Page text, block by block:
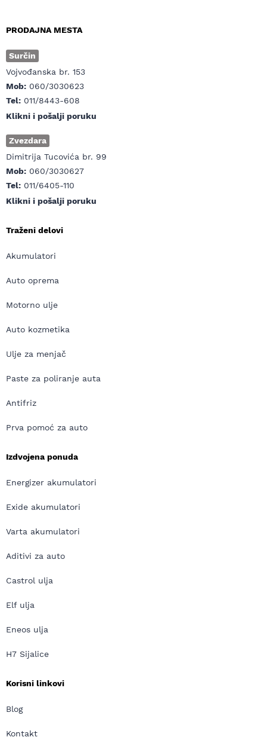
PRODAJNA MESTA
Surčin
Vojvođanska br. 153
Mob: 060/3030623
Tel: 011/8443-608
Klikni i pošalji poruku
Zvezdara
Dimitrija Tucovića br. 99
Mob: 060/3030627
Tel: 011/6405-110
Klikni i pošalji poruku
Traženi delovi
Akumulatori
Auto oprema
Motorno ulje
Auto kozmetika
Ulje za menjač
Paste za poliranje auta
Antifriz
Prva pomoć za auto
Izdvojena ponuda
Energizer akumulatori
Exide akumulatori
Varta akumulatori
Aditivi za auto
Castrol ulja
Elf ulja
Eneos ulja
H7 Sijalice
Korisni linkovi
Blog
Kontakt